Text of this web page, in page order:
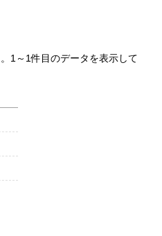
1～1件目のデータを表示して